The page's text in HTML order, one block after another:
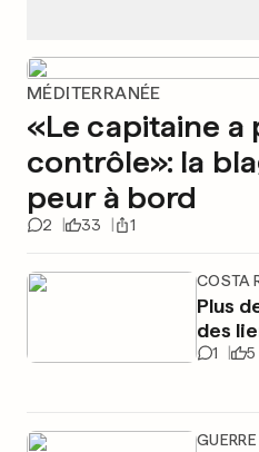
MÉDITERRANÉE
«Le capitaine a
contrôle»: la
peur à bord
2 33 1
COSTA
Plus
des
1 5